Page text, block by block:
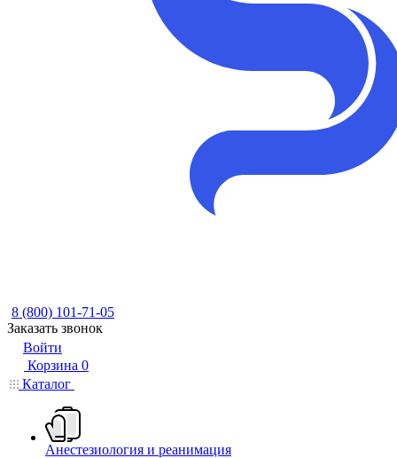
8 (800) 101-71-05
Заказать звонок
Войти
Корзина 0
Каталог
Анестезиология и реанимация